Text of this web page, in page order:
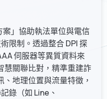
案」協助執法單位與電信
限制。透過整合 DPI 探
伺服器等異質資料來
慧關聯比對，精準重建詐
地理位置與流量特徵，
錄（如 Line、